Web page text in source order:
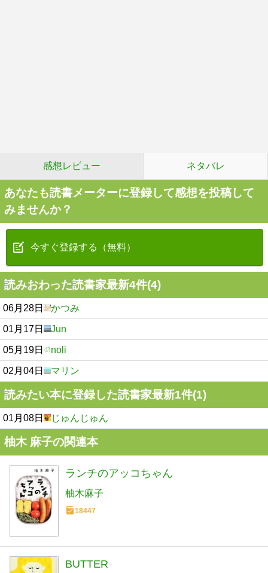
感想レビュー ネタバレ
あなたも読書メーターに登録して感想を投稿して
みませんか？
今すぐ登録する（無料）
読みおわった読書家最新4件(4)
06月28日 かつみ
01月17日 Jun
05月19日 noli
02月04日 マリン
読みたい本に登録した読書家最新1件(1)
01月08日 じゅんじゅん
柚木 麻子の関連本
ランチのアッコちゃん
柚木麻子
18447
BUTTER